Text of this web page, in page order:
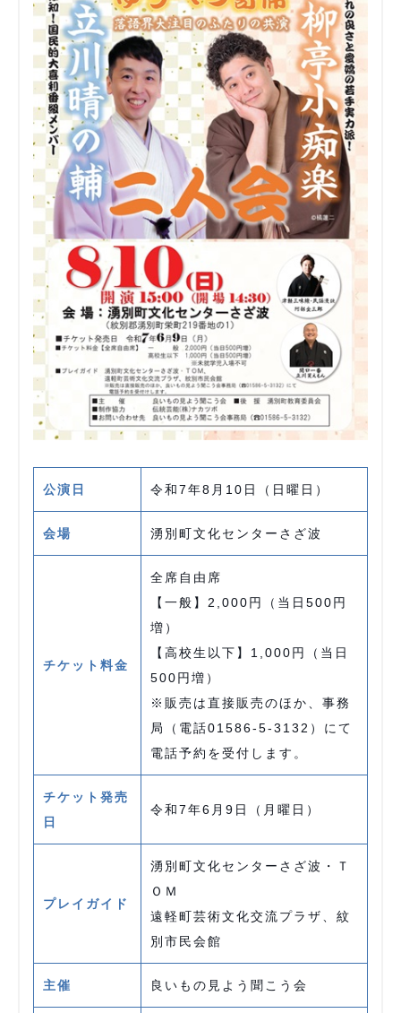
公演日 令和7年8月10日（日曜日）
会場 湧別町文化センターさざ波
チケット料金
全席自由席
【一般】2,000円（当日500円
増）
【高校生以下】1,000円（当日
500円増）
※販売は直接販売のほか、事務
局（電話01586-5-3132）にて
電話予約を受付します。
チケット発売
日
令和7年6月9日（月曜日）
プレイガイド
湧別町文化センターさざ波・Ｔ
ＯＭ
遠軽町芸術文化交流プラザ、紋
別市民会館
主催 良いもの見よう聞こう会